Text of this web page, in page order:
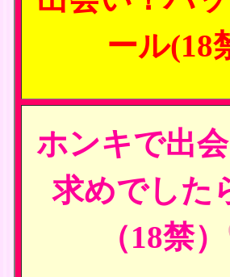
ール(18
ホンキで出
求めでした
（18禁）